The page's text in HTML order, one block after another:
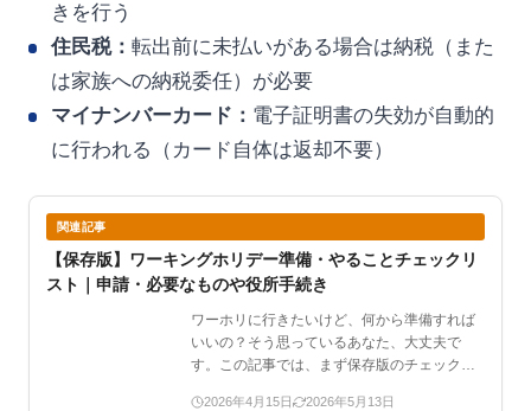
きを行う
住民税： 転出前に未払いがある場合は納税（また
は家族への納税委任）が必要
マイナンバーカード： 電子証明書の失効が自動的
に行われる（カード自体は返却不要）
関連記事
【保存版】ワーキングホリデー準備・やることチェックリ
スト｜申請・必要なものや役所手続き
ワーホリに行きたいけど、何から準備すれば
いいの？そう思っているあなた、大丈夫で
す。この記事では、まず保存版のチェックリ
2026年4月15日 2026年5月13日